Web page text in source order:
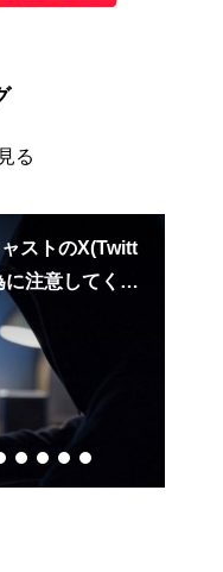
る
ストのX(Twitt
注意してくだ